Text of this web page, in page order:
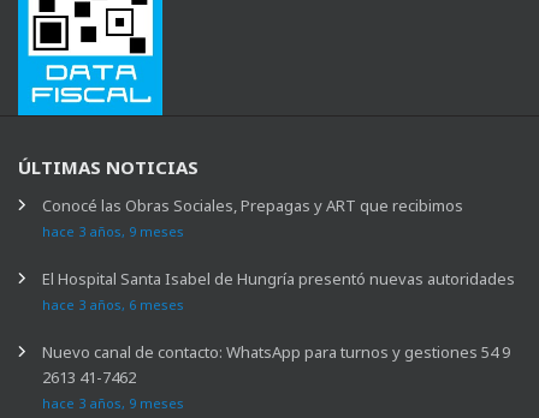
ÚLTIMAS NOTICIAS
Conocé las Obras Sociales, Prepagas y ART que recibimos
hace 3 años, 9 meses
El Hospital Santa Isabel de Hungría presentó nuevas autoridades
hace 3 años, 6 meses
Nuevo canal de contacto: WhatsApp para turnos y gestiones 54 9
2613 41-7462
hace 3 años, 9 meses